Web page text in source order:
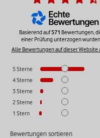
Basierend auf571 Bewertungen,
einer Prüfung unterzogen wurden
Alle Bewertungen auf dieser Website
5Sterne
4Sterne
3Sterne
2Sterne
1 Stern
Bewertungen sortieren